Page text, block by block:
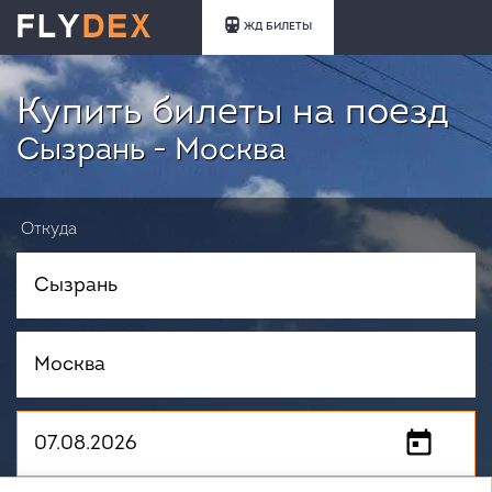
ЖД БИЛЕТЫ
Купить билеты на поезд
Сызрань - Москва
Откуда